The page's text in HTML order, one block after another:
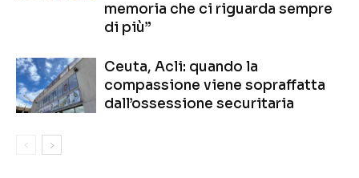
memoria che ci riguarda sempre
di più”
Ceuta, Acli: quando la
compassione viene sopraffatta
dall’ossessione securitaria